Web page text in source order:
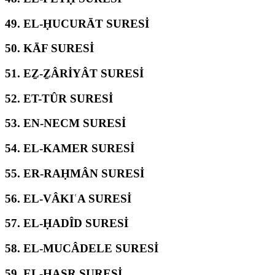
49. EL-ḤUCURĀT SURESİ
50. KĀF SURESİ
51. EẔ-ẔÂRİYÂT SURESİ
52. ET-TÛR SURESİ
53. EN-NECM SURESİ
54. EL-KAMER SURESİ
55. ER-RAḤMÂN SURESİ
56. EL-VÂKIʿA SURESİ
57. EL-ḤADÎD SURESİ
58. EL-MUCÂDELE SURESİ